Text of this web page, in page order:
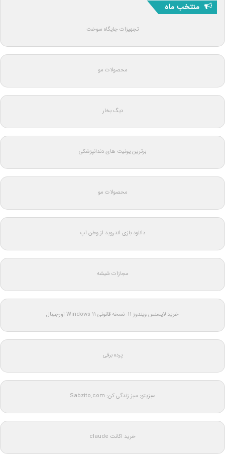
منتخب ماه
تجهیزات جایگاه سوخت
محصولات مو
دیگ بخار
برترین یونیت های دندانپزشکی
محصولات مو
دانلود بازی اندروید از وطن اپ
مجازات شیشه
خرید لایسنس ویندوز 11: نسخه قانونی Windows 11 اورجینال
پرده برقی
سبزیتو: سبز زندگی کن: Sabzito.com
خرید اکانت claude